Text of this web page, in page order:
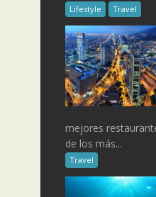
Lifestyle Travel
mejores
de los más...
Travel